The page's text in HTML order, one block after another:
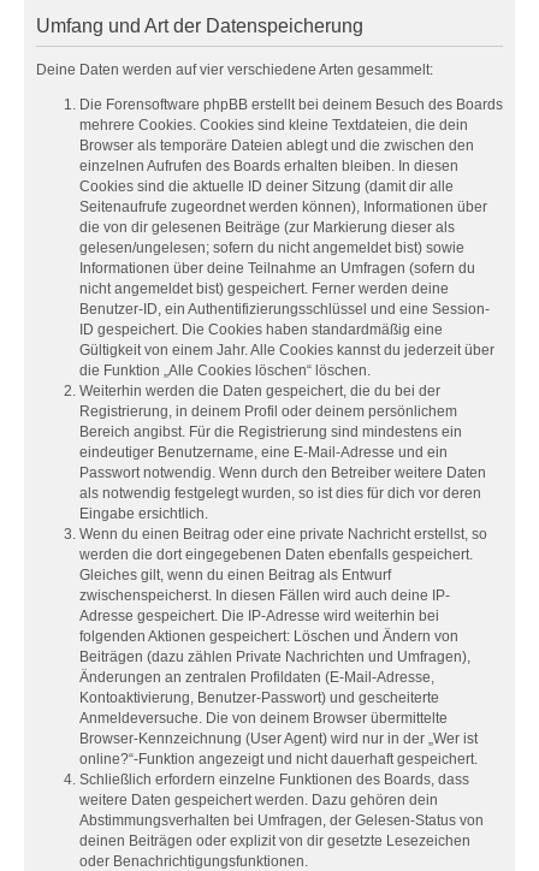
Umfang und Art der Datenspeicherung
Deine Daten werden auf vier verschiedene Arten gesammelt:
Die Forensoftware phpBB erstellt bei deinem Besuch des Boards
mehrere Cookies. Cookies sind kleine Textdateien, die dein
Browser als temporäre Dateien ablegt und die zwischen den
einzelnen Aufrufen des Boards erhalten bleiben. In diesen
Cookies sind die aktuelle ID deiner Sitzung (damit dir alle
Seitenaufrufe zugeordnet werden können), Informationen über
die von dir gelesenen Beiträge (zur Markierung dieser als
gelesen/ungelesen; sofern du nicht angemeldet bist) sowie
Informationen über deine Teilnahme an Umfragen (sofern du
nicht angemeldet bist) gespeichert. Ferner werden deine
Benutzer-ID, ein Authentifizierungsschlüssel und eine Session-
ID gespeichert. Die Cookies haben standardmäßig eine
Gültigkeit von einem Jahr. Alle Cookies kannst du jederzeit über
die Funktion „Alle Cookies löschen“ löschen.
Weiterhin werden die Daten gespeichert, die du bei der
Registrierung, in deinem Profil oder deinem persönlichem
Bereich angibst. Für die Registrierung sind mindestens ein
eindeutiger Benutzername, eine E-Mail-Adresse und ein
Passwort notwendig. Wenn durch den Betreiber weitere Daten
als notwendig festgelegt wurden, so ist dies für dich vor deren
Eingabe ersichtlich.
Wenn du einen Beitrag oder eine private Nachricht erstellst, so
werden die dort eingegebenen Daten ebenfalls gespeichert.
Gleiches gilt, wenn du einen Beitrag als Entwurf
zwischenspeicherst. In diesen Fällen wird auch deine IP-
Adresse gespeichert. Die IP-Adresse wird weiterhin bei
folgenden Aktionen gespeichert: Löschen und Ändern von
Beiträgen (dazu zählen Private Nachrichten und Umfragen),
Änderungen an zentralen Profildaten (E-Mail-Adresse,
Kontoaktivierung, Benutzer-Passwort) und gescheiterte
Anmeldeversuche. Die von deinem Browser übermittelte
Browser-Kennzeichnung (User Agent) wird nur in der „Wer ist
online?“-Funktion angezeigt und nicht dauerhaft gespeichert.
Schließlich erfordern einzelne Funktionen des Boards, dass
weitere Daten gespeichert werden. Dazu gehören dein
Abstimmungsverhalten bei Umfragen, der Gelesen-Status von
deinen Beiträgen oder explizit von dir gesetzte Lesezeichen
oder Benachrichtigungsfunktionen.